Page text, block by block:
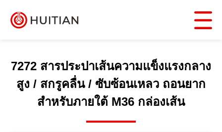
7272 สารประปาเส้นความแข็งแรงกลาง
สูง / สกรูคลื่น / ซับซ้อนเหลว ถอนยาก
สําหรับภายใต้ M36 กล่องเส้น